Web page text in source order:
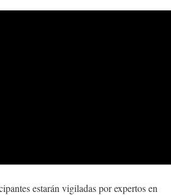
estarán vigiladas por expertos en